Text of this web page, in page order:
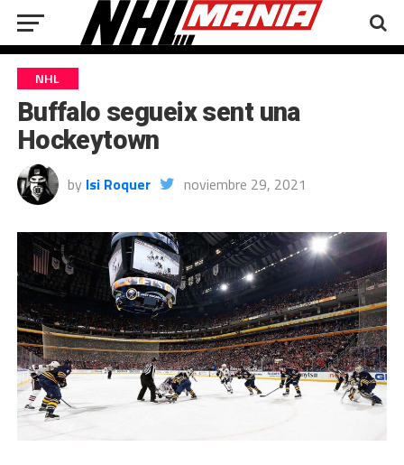
NHL
Buffalo segueix sent una
Hockeytown
by Isi Roquer noviembre 29, 2021